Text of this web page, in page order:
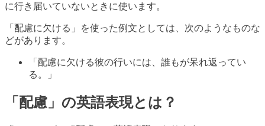
に行き届いていないときに使います。
「配慮に欠ける」を使った例文としては、次のようなものな
どがあります。
「配慮に欠ける彼の行いには、誰もが呆れ返ってい
る。」
「配慮」の英語表現とは？